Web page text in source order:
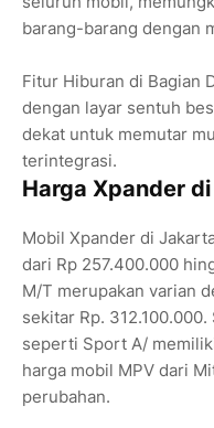
barang-barang dengan
Fitur Hiburan di Bagian
dengan layar sentuh
dekat untuk memutar
terintegrasi.
Harga Xpander
Mobil Xpander di
dari Rp 257.400.000
M/T merupakan varian
sekitar Rp.
seperti Sport A/
harga mobil MPV dari
perubahan.